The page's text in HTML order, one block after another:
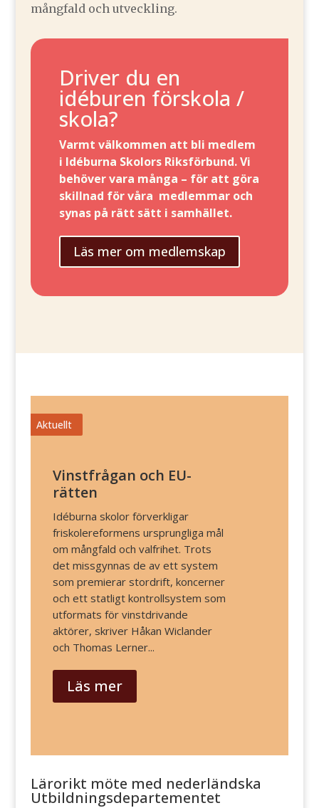
mångfald och utveckling.
Driver du en
idéburen förskola /
skola?
Varmt välkommen att bli medlem
i Idéburna Skolors Riksförbund. Vi
behöver vara många – för att göra
skillnad för våra medlemmar och
synas på rätt sätt i samhället.
Läs mer om medlemskap
Vinstfrågan och EU-
rätten
Idéburna skolor förverkligar
friskolereformens ursprungliga mål
om mångfald och valfrihet. Trots
det missgynnas de av ett system
som premierar stordrift, koncerner
och ett statligt kontrollsystem som
utformats för vinstdrivande
aktörer, skriver Håkan Wiclander
och Thomas Lerner...
Läs mer
Lärorikt möte med nederländska
Utbildningsdepartementet